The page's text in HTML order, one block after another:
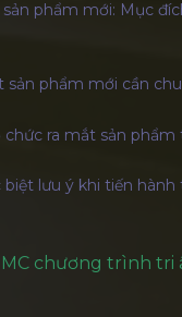
phẩm mới: Mục
sản phẩm mới cần
chức ra mắt sản
biệt lưu ý khi tiến
chương trình tri